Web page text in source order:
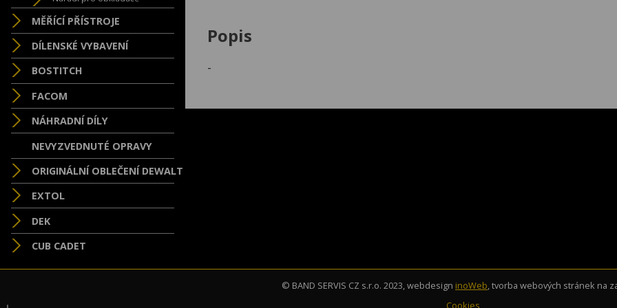
MĚŘÍCÍ PŘÍSTROJE
DÍLENSKÉ VYBAVENÍ
BOSTITCH
FACOM
NÁHRADNÍ DÍLY
NEVYZVEDNUTÉ OPRAVY
ORIGINÁLNÍ OBLEČENÍ DEWALT
EXTOL
DEK
CUB CADET
Popis
-
© BAND SERVIS CZ s.r.o. 2023, webdesign inoWeb, tvorba webových stránek na
Cookies